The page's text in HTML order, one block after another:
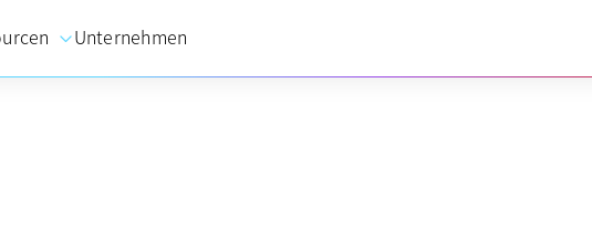
Unternehmen